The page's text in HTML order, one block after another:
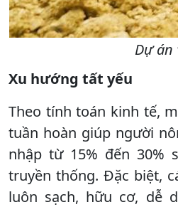
Dự án
Xu hướng tất yếu
Theo tính toán kinh tế,
tuần hoàn giúp người
nhập từ 15% đến 30%
truyền thống. Đặc biệt,
luôn sạch, hữu cơ, dễ